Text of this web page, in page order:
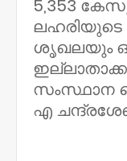
5,353
ലഹരിയുടെ
ശൃഖലയും
സംസ്ഥാന
എ